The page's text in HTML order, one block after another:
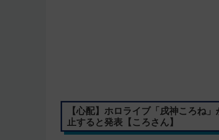
【心配】ホロライブ「戌神ころね
止すると発表【ころさん】